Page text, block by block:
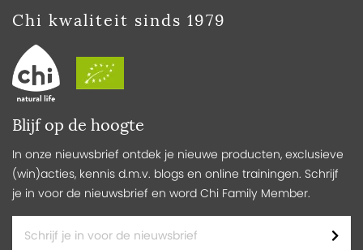
Blijf op de hoogte
In onze nieuwsbrief ontdek je nieuwe producten, exclusieve
(win)acties, kennis d.m.v. blogs en online trainingen. Schrijf
je in voor de nieuwsbrief en word Chi Family Member.
Chi kwaliteit sinds 1979